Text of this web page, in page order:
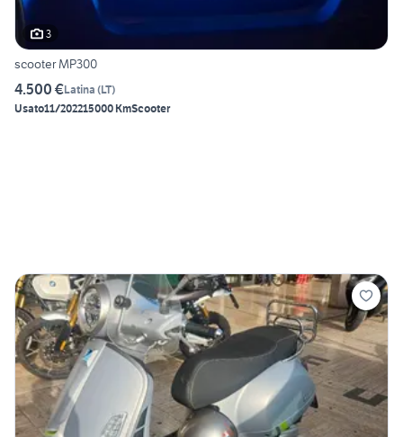
3
scooter MP300
4.500 €Latina (LT)
Usato11/202215000 KmScooter